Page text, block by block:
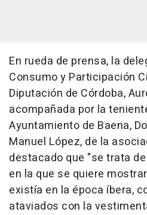
En rueda de prensa, la
Consumo y Participación
Diputación de Córdoba,
acompañada por la
Ayuntamiento de Baena,
Manuel López, de la
destacado que "se trata
en la que se quiere
existía en la época íbera,
ataviados con la